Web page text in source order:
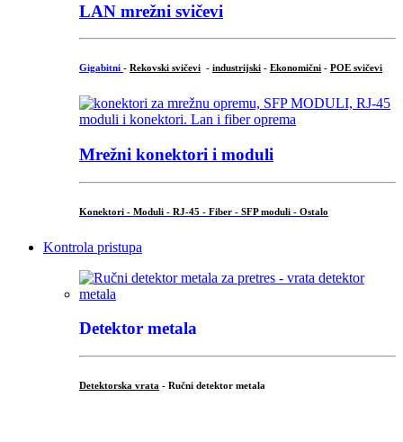
LAN mrežni svičevi
Gigabitni - Rekovski svičevi - industrijski - Ekonomični - POE svičevi
Mrežni konektori i moduli
Konektori - Moduli - RJ-45 - Fiber - SFP moduli - Ostalo
Kontrola pristupa
Detektor metala
Detektorska vrata - Ručni detektor metala